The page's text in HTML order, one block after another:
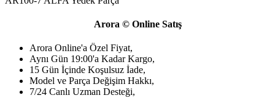
Arora © Online Satış
Arora Online'a Özel Fiyat,
Aynı Gün 19:00'a Kadar Kargo,
15 Gün İçinde Koşulsuz İade,
Model ve Parça Değişim Hakkı,
7/24 Canlı Uzman Desteği,